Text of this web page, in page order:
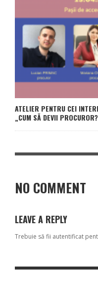
ATELIER PENTRU CEI
„CUM SĂ DEVII
NO COMMENT
LEAVE A REPLY
Trebuie să fii autentificat